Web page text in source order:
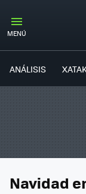
MENÚ
ANÁLISIS
Navidad